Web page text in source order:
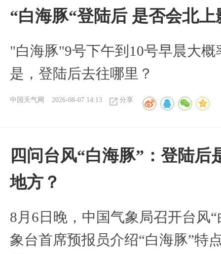
“白海豚“登陆后 是否会北
"白海豚"9号下午到10号早晨大
是，登陆后去往哪里？
中国天气网 2026-08-07 14:13 分享
四问台风“白海豚”：登陆
地方？
8月6日晚，中国气象局召开台风
象台首席预报员介绍“白海豚”特